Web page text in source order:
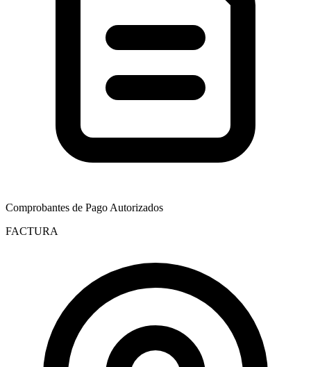
Comprobantes de Pago Autorizados
FACTURA